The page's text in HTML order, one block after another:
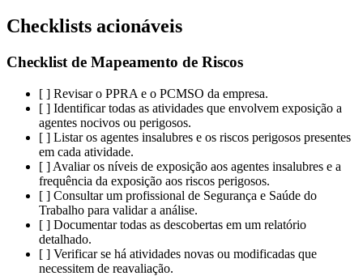
Checklists acionáveis
Checklist de Mapeamento de Riscos
[ ] Revisar o PPRA e o PCMSO da empresa.
[ ] Identificar todas as atividades que envolvem exposição a
agentes nocivos ou perigosos.
[ ] Listar os agentes insalubres e os riscos perigosos presentes
em cada atividade.
[ ] Avaliar os níveis de exposição aos agentes insalubres e a
frequência da exposição aos riscos perigosos.
[ ] Consultar um profissional de Segurança e Saúde do
Trabalho para validar a análise.
[ ] Documentar todas as descobertas em um relatório
detalhado.
[ ] Verificar se há atividades novas ou modificadas que
necessitem de reavaliação.